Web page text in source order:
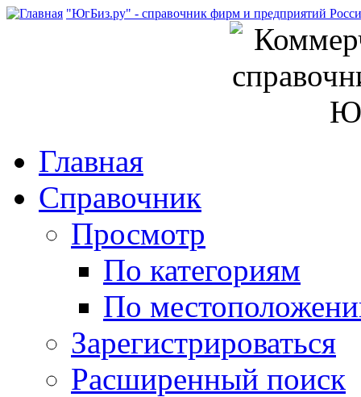
"ЮгБиз.ру" - справочник фирм и предприятий
Главная
Справочник
Просмотр
По категориям
По
Зарегистрироваться
Расширенный поиск